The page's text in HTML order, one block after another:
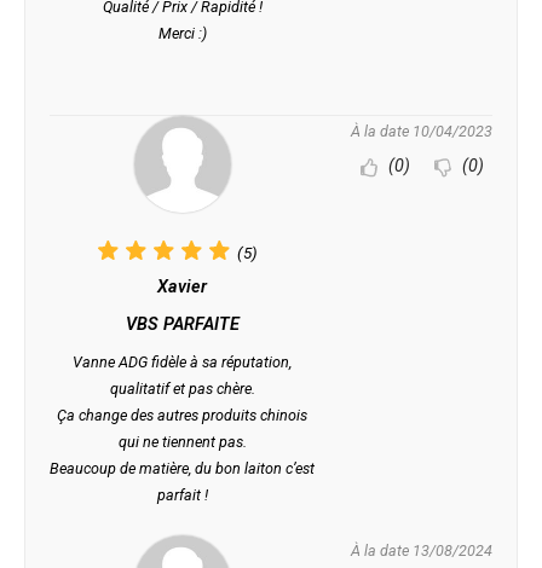
Qualité / Prix / Rapidité !
Merci :)
(5)
Xavier
VBS PARFAITE
Vanne ADG fidèle à sa réputation,
qualitatif et pas chère.
Ça change des autres produits chinois
qui ne tiennent pas.
Beaucoup de matière, du bon laiton c’est
parfait !
À la date 10/04/2023
(0) (0)
À la date 13/08/2024